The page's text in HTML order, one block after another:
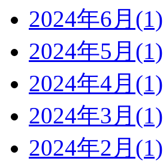
2024年6月(1)
2024年5月(1)
2024年4月(1)
2024年3月(1)
2024年2月(1)